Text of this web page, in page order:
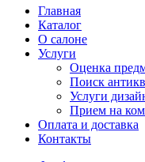
Главная
Каталог
О салоне
Услуги
Оценка
Поиск
Услуги
Прием на
Оплата и доставка
Контакты